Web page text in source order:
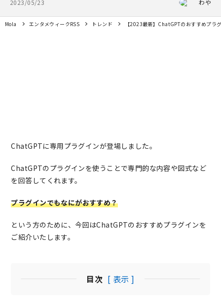
2023/05/23
わや
Mola エンタメウィークRSS トレンド 【2023最新】ChatGPTのおすすめプラ
ChatGPTに専用プラグインが登場しました。
ChatGPTのプラグインを使うことで専門的な内容や図式など
を回答してくれます。
プラグインでもなにがおすすめ？
という方のために、今回はChatGPTのおすすめプラグインを
ご紹介いたします。
目次 [ 表示 ]